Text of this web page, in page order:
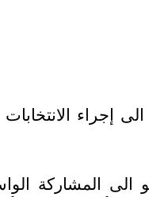
إجراء
الى المشاركة